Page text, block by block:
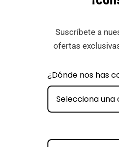
Suscríbete a
ofertas
¿Dónde nos has
Selecciona una